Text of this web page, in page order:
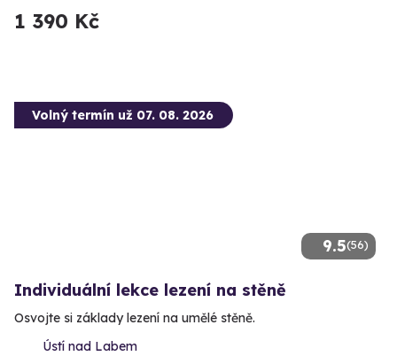
1 390 Kč
9.5(56)
Volný termín už 07. 08. 2026
Individuální lekce lezení na stěně
Osvojte si základy lezení na umělé stěně.
Ústí nad Labem